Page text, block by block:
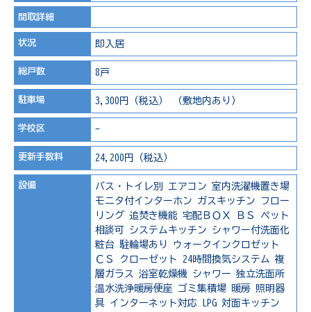
間取詳細
状況 即入居
総戸数 8戸
駐車場 3,300円（税込） （敷地内あり）
学校区 -
更新手数料 24,200円（税込）
設備 バス・トイレ別 エアコン 室内洗濯機置き場
モニタ付インターホン
ガスキッチン
フロー
リング
追焚き機能 宅配ＢＯＸ ＢＳ
ペット
相談可
システムキッチン
シャワー付洗面化
粧台 駐輪場あり
ウォークインクロゼット
ＣＳ
クローゼット 24時間換気システム 複
層ガラス
浴室乾燥機 シャワー 独立洗面所
温水洗浄暖房便座
ゴミ集積場 暖房 照明器
具 インターネット対応 LPG 対面キッチン